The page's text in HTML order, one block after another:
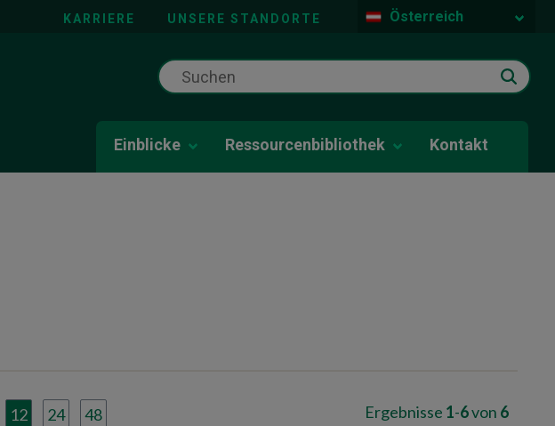
KARRIERE UNSERE STANDORTE Österreich
Einblicke Ressourcenbibliothek Kontakt
12 24 48 Ergebnisse 1-6von 6